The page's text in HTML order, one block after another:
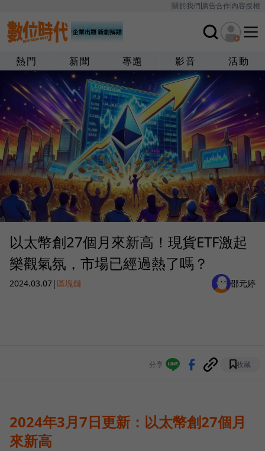
關於我們廣告合作內容授權
熱門 新聞 專題 影音 活動
以太幣創27個月來新高！現貨ETF激起
樂觀氣氛，市場已經過熱了嗎？
2024.03.07| 區塊鏈 邵元婷
分享 收藏
2024年3月7日更新：以太幣創27個月
來新高